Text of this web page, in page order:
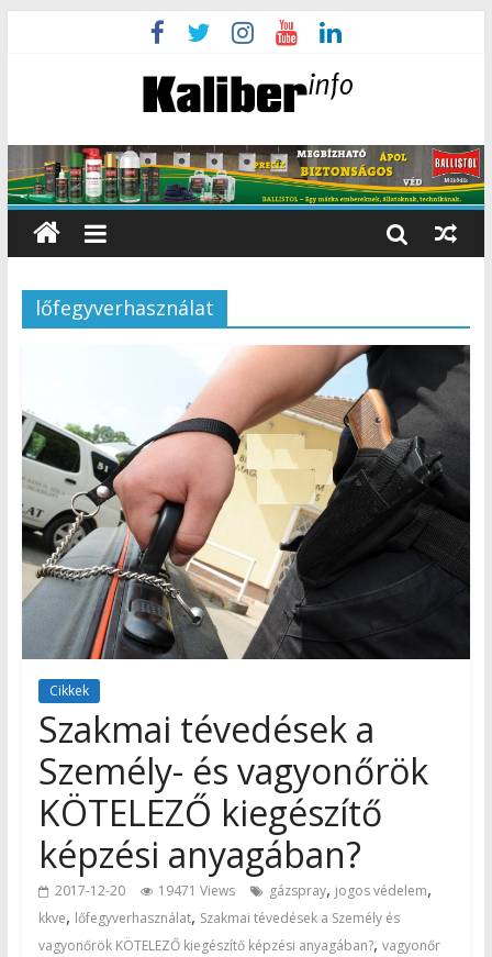
lőfegyverhasználat
Cikkek
Szakmai tévedések a
Személy- és vagyonőrök
KÖTELEZŐ kiegészítő
képzési anyagában?
2017-12-20 19471 Views gázspray, jogos védelem,
kkve, lőfegyverhasználat, Szakmai tévedések a Személy és
vagyonőrök KÖTELEZŐ kiegészítő képzési anyagában?, vagyonőr